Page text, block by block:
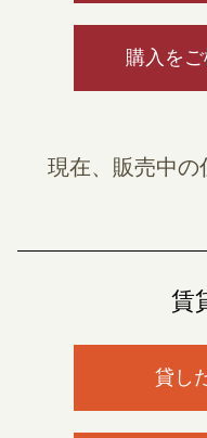
購入を
現在、販売中の
賃
貸し